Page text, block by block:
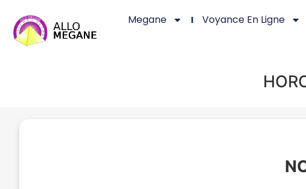
Megane Voyance En Ligne